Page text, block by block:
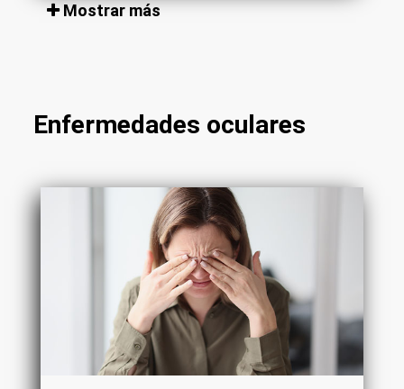
Mostrar más
Enfermedades oculares